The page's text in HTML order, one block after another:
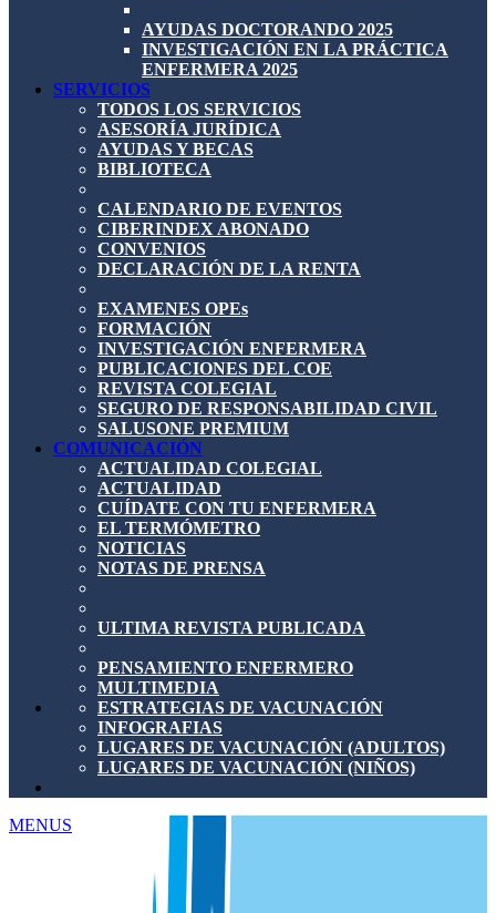
AYUDAS DOCTORANDO 2025
INVESTIGACIÓN EN LA PRÁCTICA
ENFERMERA 2025
SERVICIOS
TODOS LOS SERVICIOS
ASESORÍA JURÍDICA
AYUDAS Y BECAS
BIBLIOTECA
CALENDARIO DE EVENTOS
CIBERINDEX ABONADO
CONVENIOS
DECLARACIÓN DE LA RENTA
EXAMENES OPEs
FORMACIÓN
INVESTIGACIÓN ENFERMERA
PUBLICACIONES DEL COE
REVISTA COLEGIAL
SEGURO DE RESPONSABILIDAD CIVIL
SALUSONE PREMIUM
COMUNICACIÓN
ACTUALIDAD COLEGIAL
ACTUALIDAD
CUÍDATE CON TU ENFERMERA
EL TERMÓMETRO
NOTICIAS
NOTAS DE PRENSA
ULTIMA REVISTA PUBLICADA
PENSAMIENTO ENFERMERO
MULTIMEDIA
ESTRATEGIAS DE VACUNACIÓN
INFOGRAFIAS
LUGARES DE VACUNACIÓN (ADULTOS)
LUGARES DE VACUNACIÓN (NIÑOS)
MENUS